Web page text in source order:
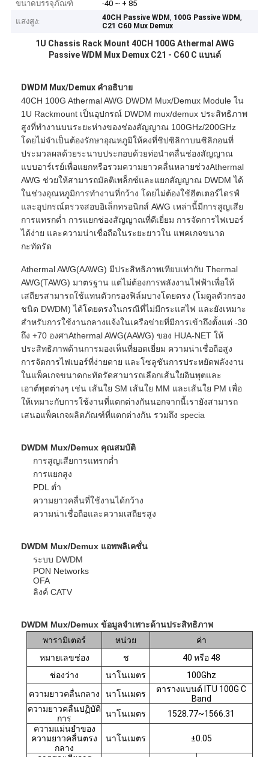
สินค้า
เกี่ยวกับเรา
ขนาดบรรจุภัณฑ์
-40 ~ + 85
แสงสูง:
40CH Passive WDM, 100G Passive WDM,
C21 C60 Mux Demux
1U Chassis Rack Mount 40CH 100G Athermal AWG
Passive WDM Mux Demux C21 - C60 C แบนด์
DWDM Mux/Demux คำอธิบาย
40CH 100G Athermal AWG DWDM Mux/Demux Module ใน
1U Rackmount เป็นอุปกรณ์ DWDM mux/demux ประสิทธิภาพ
สูงที่ทำงานบนระยะห่างของช่องสัญญาณ 100GHz/200GHz
โดยไม่จำเป็นต้องรักษาอุณหภูมิให้คงที่ชิปซิลิกาบนซิลิกอนที่
ประมวลผลด้วยระนาบประกอบด้วยท่อนำคลื่นช่องสัญญาณ
แบบอาร์เรย์เพื่อแยกหรือรวมความยาวคลื่นหลายช่วงAthermal
AWG ช่วยให้สามารถมัลติเพล็กซ์และแยกสัญญาณ DWDM ได้
ในช่วงอุณหภูมิการทำงานที่กว้าง โดยไม่ต้องใช้ฮีตเตอร์ไดรฟ์
และอุปกรณ์ตรวจสอบอิเล็กทรอนิกส์ AWG เหล่านี้มีการสูญเสีย
การแทรกต่ำ การแยกช่องสัญญาณที่ดีเยี่ยม การจัดการไฟเบอร์
ได้ง่าย และความน่าเชื่อถือในระยะยาวใน แพคเกจขนาด
กะทัดรัด
Athermal AWG(AAWG) มีประสิทธิภาพเทียบเท่ากับ Thermal
AWG(TAWG) มาตรฐาน แต่ไม่ต้องการพลังงานไฟฟ้าเพื่อให้
เสถียรสามารถใช้แทนตัวกรองฟิล์มบางโดยตรง (โมดูลตัวกรอง
ชนิด DWDM) ได้โดยตรงในกรณีที่ไม่มีกระแสไฟ และยังเหมาะ
สำหรับการใช้งานกลางแจ้งในเครือข่ายที่มีการเข้าถึงตั้งแต่ -30
ถึง +70 องศาAthermal AWG(AAWG) ของ HUA-NET ให้
ประสิทธิภาพด้านการมองเห็นที่ยอดเยี่ยม ความน่าเชื่อถือสูง
การจัดการไฟเบอร์ที่ง่ายดาย และโซลูชันการประหยัดพลังงาน
ในแพ็คเกจขนาดกะทัดรัดสามารถเลือกเส้นใยอินพุตและ
เอาต์พุตต่างๆ เช่น เส้นใย SM เส้นใย MM และเส้นใย PM เพื่อ
ให้เหมาะกับการใช้งานที่แตกต่างกันนอกจากนี้เรายังสามารถ
เสนอแพ็คเกจผลิตภัณฑ์ที่แตกต่างกัน รวมถึง specia
DWDM Mux/Demux คุณสมบัติ
การสูญเสียการแทรกต่ำ
การแยกสูง
PDL ต่ำ
ความยาวคลื่นที่ใช้งานได้กว้าง
ความน่าเชื่อถือและความเสถียรสูง
DWDM Mux/Demux แอพพลิเคชั่น
ระบบ DWDM
PON Networks
OFA
ลิงค์ CATV
DWDM Mux/Demuxข้อมูลจำเพาะด้านประสิทธิภาพ
พารามิเตอร์
หน่วย
ค่า
หมายเลขช่อง
ช 40 หรือ 48
ช่องว่าง
นาโนเมตร
100Ghz
ความยาวคลื่นกลาง
นาโนเมตร
ตารางแบนด์ ITU 100G C
Band
ความยาวคลื่นปฏิบัติ
การ
นาโนเมตร
1528.77~1566.31
ความแม่นยำของ
ความยาวคลื่นตรง
กลาง
นาโนเมตร ±0.05